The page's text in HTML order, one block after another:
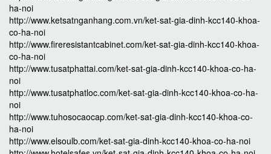
ha-noi
http://www.ketsatnganhang.com.vn/ket-sat-gia-dinh-kcc140-khoa-
co-ha-noi
http://www.fireresistantcabinet.com/ket-sat-gia-dinh-kcc140-khoa-
co-ha-noi
http://www.tusatphattai.com/ket-sat-gia-dinh-kcc140-khoa-co-ha-
noi
http://www.tusatphatloc.com/ket-sat-gia-dinh-kcc140-khoa-co-ha-
noi
http://www.tuhosocaocap.com/ket-sat-gia-dinh-kcc140-khoa-co-
ha-noi
http://www.elsoulb.com/ket-sat-gia-dinh-kcc140-khoa-co-ha-noi